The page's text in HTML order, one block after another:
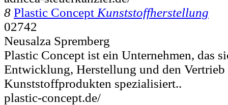
8 Plastic Concept Kunststoffherstellung
02742
Neusalza Spremberg
Plastic Concept ist ein Unternehmen, das
Entwicklung, Herstellung und den
Kunststoffprodukten spezialisiert..
plastic-concept.de/